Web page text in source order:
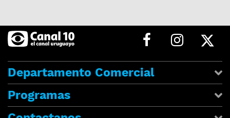
Departamento Comercial
Programas